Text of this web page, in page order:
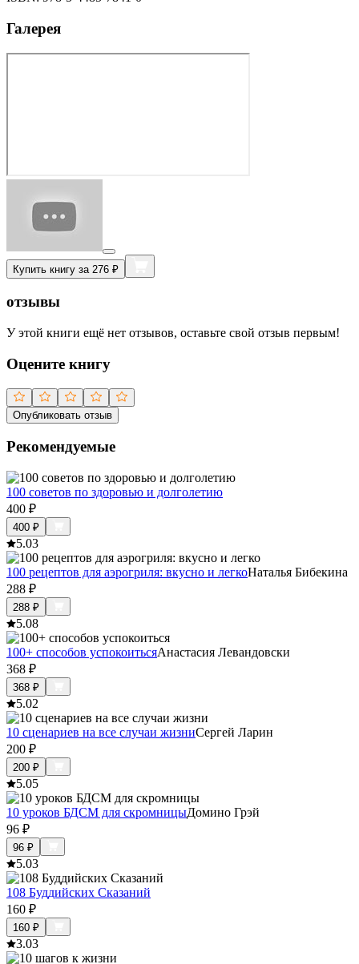
Галерея
Купить книгу за 276 ₽
отзывы
У этой книги ещё нет отзывов, оставьте свой отзыв первым!
Оцените книгу
Опубликовать отзыв
Рекомендуемые
100 советов по здоровью и долголетию
400 ₽
400 ₽
5.03
100 рецептов для аэрогриля: вкусно и легкоНаталья Бибекина
288 ₽
288 ₽
5.08
100+ способов успокоитьсяАнастасия Левандовски
368 ₽
368 ₽
5.02
10 сценариев на все случаи жизниСергей Ларин
200 ₽
200 ₽
5.05
10 уроков БДСМ для скромницыДомино Грэй
96 ₽
96 ₽
5.03
108 Буддийских Сказаний
160 ₽
160 ₽
3.03